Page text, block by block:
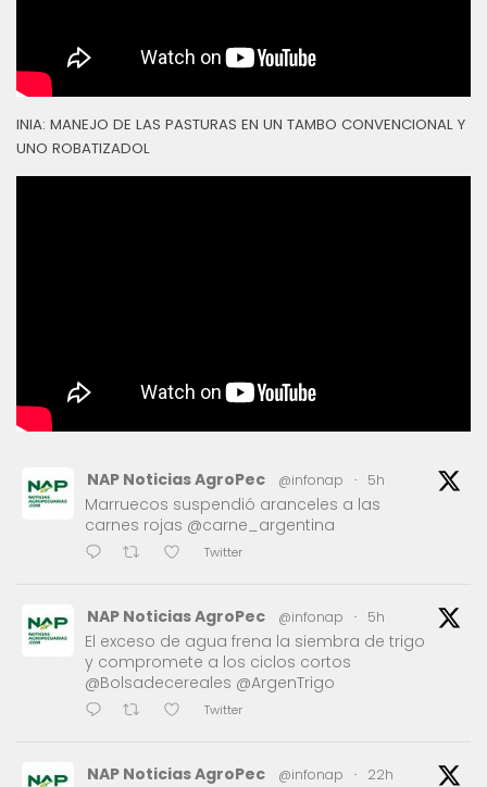
INIA: MANEJO DE LAS PASTURAS EN UN TAMBO CONVENCIONAL Y
UNO ROBATIZADOL
NAP Noticias AgroPec @infonap · 5h
Marruecos suspendió aranceles a las
carnes rojas @carne_argentina
Twitter
NAP Noticias AgroPec @infonap · 5h
El exceso de agua frena la siembra de trigo
y compromete a los ciclos cortos
@Bolsadecereales @ArgenTrigo
Twitter
NAP Noticias AgroPec @infonap · 22h